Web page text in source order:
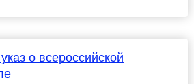
о всероссийской